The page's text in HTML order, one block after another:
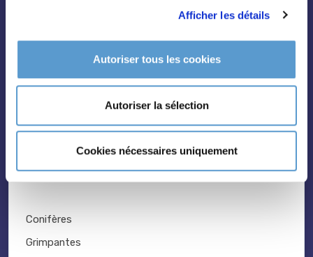
Afficher les détails
Autoriser tous les cookies
Autoriser la sélection
Cookies nécessaires uniquement
Conifères
Grimpantes